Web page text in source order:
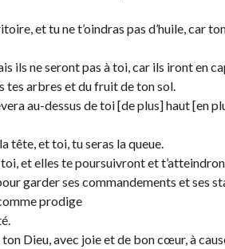
et tu ne t’oindras pas d’huile, car
ils ne seront pas à toi, car ils iront en
tes arbres et du fruit de ton sol.
au-dessus de toi [de plus] haut [en
tête, et toi, tu seras la queue.
et elles te poursuivront et
garder ses commandements et ses
prodige
ton Dieu, avec joie et de bon cœur, à